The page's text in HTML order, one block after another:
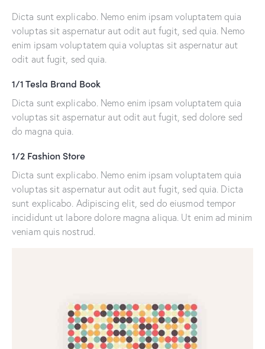
Dicta sunt explicabo. Nemo enim ipsam voluptatem quia
voluptas sit aspernatur aut odit aut fugit, sed quia. Nemo
enim ipsam voluptatem quia voluptas sit aspernatur aut
odit aut fugit, sed quia.
1/1 Tesla Brand Book
Dicta sunt explicabo. Nemo enim ipsam voluptatem quia
voluptas sit aspernatur aut odit aut fugit, sed dolore sed
do magna quia.
1/2 Fashion Store
Dicta sunt explicabo. Nemo enim ipsam voluptatem quia
voluptas sit aspernatur aut odit aut fugit, sed quia. Dicta
sunt explicabo. Adipiscing elit, sed do eiusmod tempor
incididunt ut labore dolore magna aliqua. Ut enim ad minim
veniam quis nostrud.